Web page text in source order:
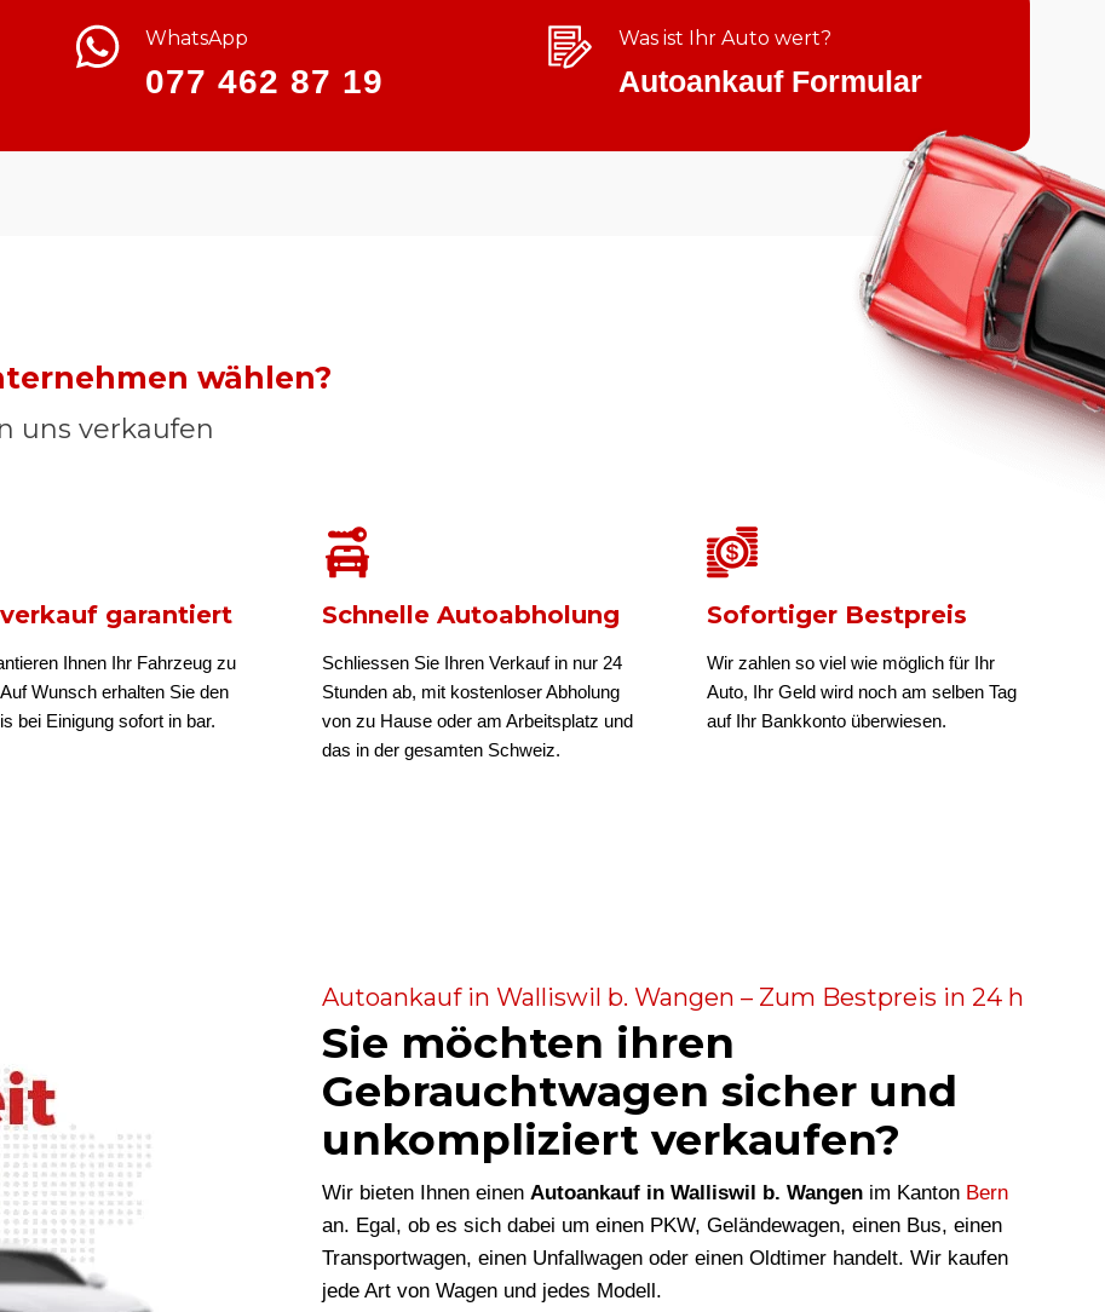
WhatsApp
077 462 87 19
Was ist Ihr Auto wert?
Autoankauf Formular
wählen?
uns verkaufen
garantiert
Ihnen Ihr Fahrzeug zu
Wunsch erhalten Sie den
bei Einigung sofort in bar.
Schnelle Autoabholung
Schliessen Sie Ihren Verkauf in nur 24
Stunden ab, mit kostenloser Abholung
von zu Hause oder am Arbeitsplatz und
das in der gesamten Schweiz.
Sofortiger Bestpreis
Wir zahlen so viel wie möglich für Ihr
Auto, Ihr Geld wird noch am selben Tag
auf Ihr Bankkonto überwiesen.
Autoankauf in Walliswil b. Wangen – Zum Bestpreis in 24 h
Sie möchten ihren
Gebrauchtwagen sicher und
unkompliziert verkaufen?
Wir bieten Ihnen einen Autoankauf in Walliswil b. Wangen im Kanton Bern
an. Egal, ob es sich dabei um einen PKW, Geländewagen, einen Bus, einen
Transportwagen, einen Unfallwagen oder einen Oldtimer handelt. Wir kaufen
jede Art von Wagen und jedes Modell.